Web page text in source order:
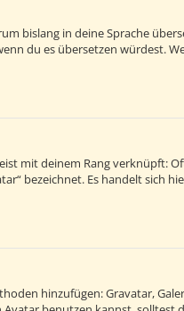
bislang in deine Sprache
du es übersetzen würdest.
mit deinem Rang verknüpft:
bezeichnet. Es handelt sich
hinzufügen: Gravatar,